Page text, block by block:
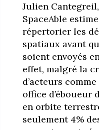
Julien
SpaceAble
répertorier les
spatiaux avant
soient envoyés
effet, malgré la
d’acteurs comme
office d’éboueur
en orbite
seulement 4%